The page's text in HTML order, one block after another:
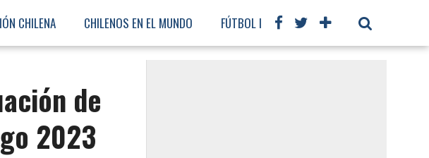
CHILENA CHILENOS EN EL MUNDO FÚTBOL INTERNACIONAL
de
2023